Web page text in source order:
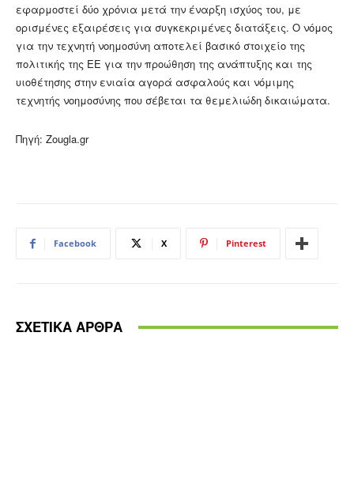
εφαρμοστεί δύο χρόνια μετά την έναρξη ισχύος του, με
ορισμένες εξαιρέσεις για συγκεκριμένες διατάξεις. Ο νόμος
για την τεχνητή νοημοσύνη αποτελεί βασικό στοιχείο της
πολιτικής της ΕΕ για την προώθηση της ανάπτυξης και της
υιοθέτησης στην ενιαία αγορά ασφαλούς και νόμιμης
τεχνητής νοημοσύνης που σέβεται τα θεμελιώδη δικαιώματα.
Πηγή: Zougla.gr
Facebook X Pinterest
ΣΧΕΤΙΚΑ ΑΡΘΡΑ